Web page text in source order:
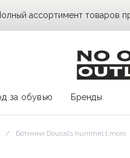
Ботинки Doucal’s hummel t.moro
ассортимент товаров
за обувью Бренды